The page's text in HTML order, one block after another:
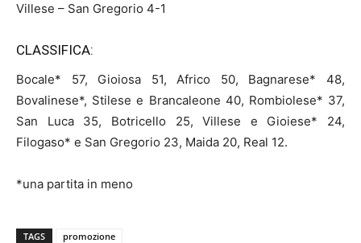
Villese – San Gregorio 4-1
CLASSIFICA:
Bocale* 57, Gioiosa 51, Africo 50, Bagnarese* 48,
Bovalinese*, Stilese e Brancaleone 40, Rombiolese* 37,
San Luca 35, Botricello 25, Villese e Gioiese* 24,
Filogaso* e San Gregorio 23, Maida 20, Real 12.
*una partita in meno
TAGS promozione